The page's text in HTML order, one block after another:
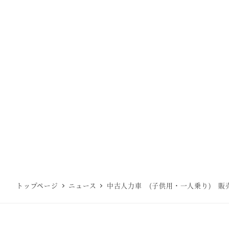
トップページ ニュース 中古人力車 (子供用・一人乗り) 販